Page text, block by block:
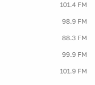
101.4 FM
98.9 FM
88.3 FM
99.9 FM
101.9 FM